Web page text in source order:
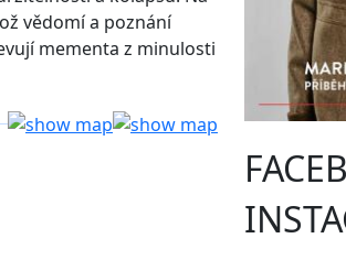
vědomí a poznání
mementa z minulosti